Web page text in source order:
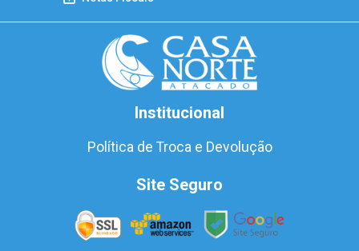
Institucional
Política de Troca e Devolução
Site Seguro